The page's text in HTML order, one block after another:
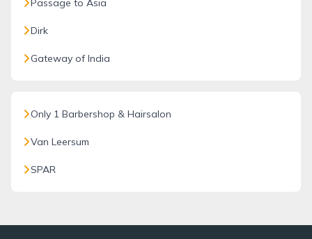
Passage to Asia
Dirk
Gateway of India
Only 1 Barbershop & Hairsalon
Van Leersum
SPAR